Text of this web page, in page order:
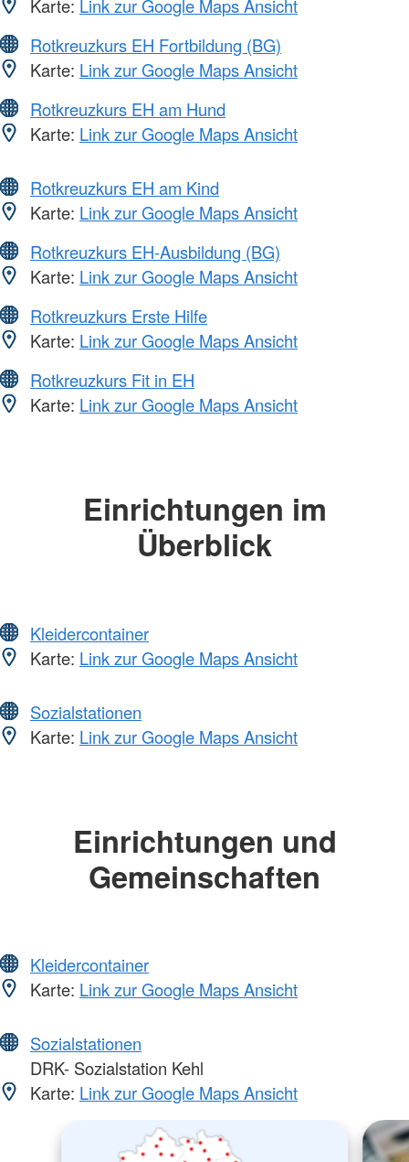
Karte: Link zur Google Maps Ansicht
Rotkreuzkurs EH Fortbildung (BG)
Karte: Link zur Google Maps Ansicht
Rotkreuzkurs EH am Hund
Karte: Link zur Google Maps Ansicht
Rotkreuzkurs EH am Kind
Karte: Link zur Google Maps Ansicht
Rotkreuzkurs EH-Ausbildung (BG)
Karte: Link zur Google Maps Ansicht
Rotkreuzkurs Erste Hilfe
Karte: Link zur Google Maps Ansicht
Rotkreuzkurs Fit in EH
Karte: Link zur Google Maps Ansicht
Einrichtungen im
Überblick
Kleidercontainer
Karte: Link zur Google Maps Ansicht
Sozialstationen
Karte: Link zur Google Maps Ansicht
Einrichtungen und
Gemeinschaften
Kleidercontainer
Karte: Link zur Google Maps Ansicht
Sozialstationen
DRK- Sozialstation Kehl
Karte: Link zur Google Maps Ansicht